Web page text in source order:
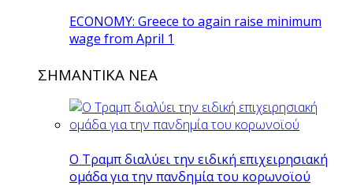
ECONOMY: Greece to again raise minimum
wage from April 1
ΣΗΜΑΝΤΙΚΑ ΝΕΑ
O Tραμπ διαλύει την ειδική επιχειρησιακή
ομάδα για την πανδημία του κορωνοϊού